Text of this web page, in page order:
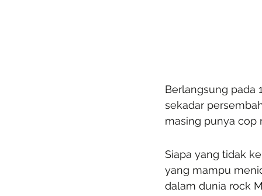
Berlangsung pada
sekadar
masing punya cop
Siapa yang tidak
yang mampu
dalam dunia rock